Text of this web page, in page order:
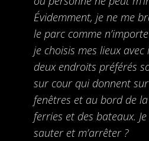
Évidemment, je ne me
le parc comme
je choisis mes lieux avec
deux endroits préférés
sur cour qui donnent
fenêtres et au bord de
ferries et des bateaux.
sauter et m’arrêter ?